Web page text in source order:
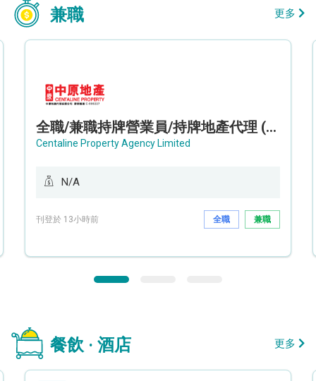
兼職 更多
全職/兼職持牌營業員/持牌地產代理 (長沙灣/將軍澳/油塘)
Centaline Property Agency Limited
N/A
刊登於 13小時前 全職 兼職
餐飲 · 酒店 更多